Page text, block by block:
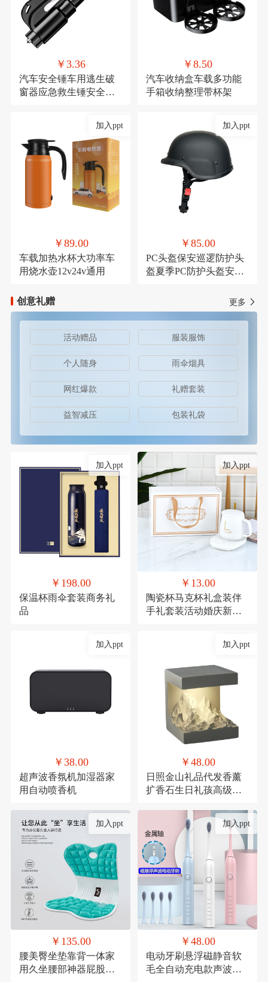
￥3.36
汽车安全锤车用逃生破
窗器应急救生锤安全带
￥8.50
汽车收纳盒车载多功能
手箱收纳整理带杯架
加入ppt
￥89.00
车载加热水杯大功率车
用烧水壶12v24v通用
加入ppt
￥85.00
PC头盔保安巡逻防护头
盔夏季PC防护头盔安保
创意礼赠
更多
活动赠品 服装服饰
个人随身 雨伞烟具
网红爆款 礼赠套装
益智减压 包装礼袋
加入ppt
￥198.00
保温杯雨伞套装商务礼
品
加入ppt
￥13.00
陶瓷杯马克杯礼盒装伴
手礼套装活动婚庆新年
加入ppt
￥38.00
超声波香氛机加湿器家
用自动喷香机
加入ppt
￥48.00
日照金山礼品代发香薰
扩香石生日礼孩高级感
加入ppt
￥135.00
腰美臀坐垫靠背一体家
用久坐腰部神器屁股垫
加入ppt
￥48.00
电动牙刷悬浮磁静音软
毛全自动充电款声波式